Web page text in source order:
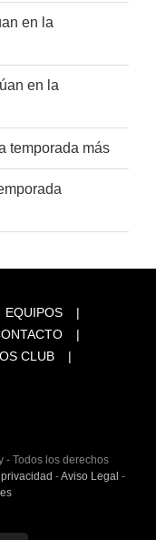
en la
en la
temporada más
EQUIPOS
CLUB
- Todos los derechos
-Aviso Legal -